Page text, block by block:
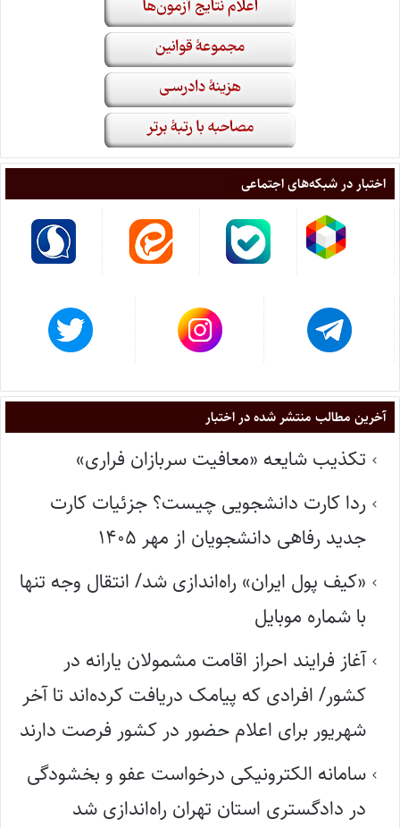
اختبار در شبکه‌های اجتماعی
آخرین مطالب منتشر شده در اختبار
تکذیب شایعه «معافیت سربازان فراری»
ردا کارت دانشجویی چیست؟ جزئیات کارت
جدید رفاهی دانشجویان از مهر ۱۴۰۵
«کیف پول ایران» راه‌اندازی شد/ انتقال وجه تنها
با شماره موبایل
آغاز فرایند احراز اقامت مشمولان یارانه در
کشور/ افرادی که پیامک دریافت کرده‌اند تا آخر
شهریور برای اعلام حضور در کشور فرصت دارند
سامانه الکترونیکی درخواست عفو و بخشودگی
در دادگستری استان تهران راه‌اندازی شد